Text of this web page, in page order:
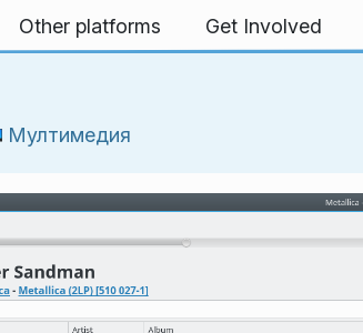
Other platforms Get Involved
Мултимедия